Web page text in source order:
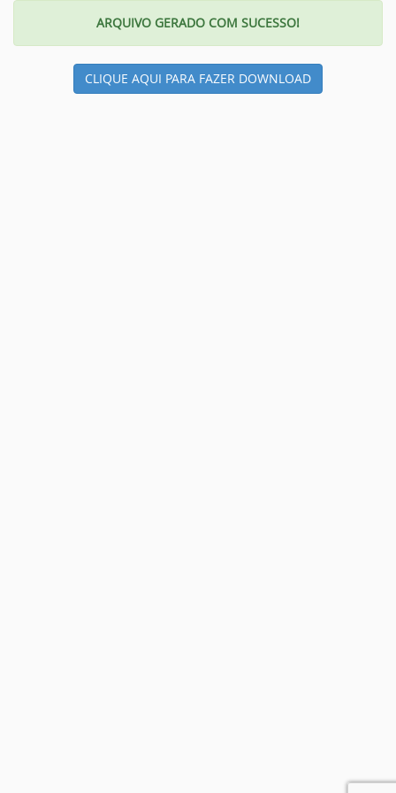
ARQUIVO GERADO COM SUCESSO!
CLIQUE AQUI PARA FAZER DOWNLOAD